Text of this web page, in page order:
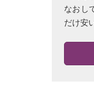
なおし
だけ安